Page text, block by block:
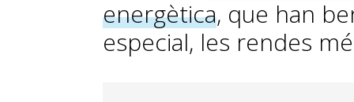
energètica, que han
especial, les rendes